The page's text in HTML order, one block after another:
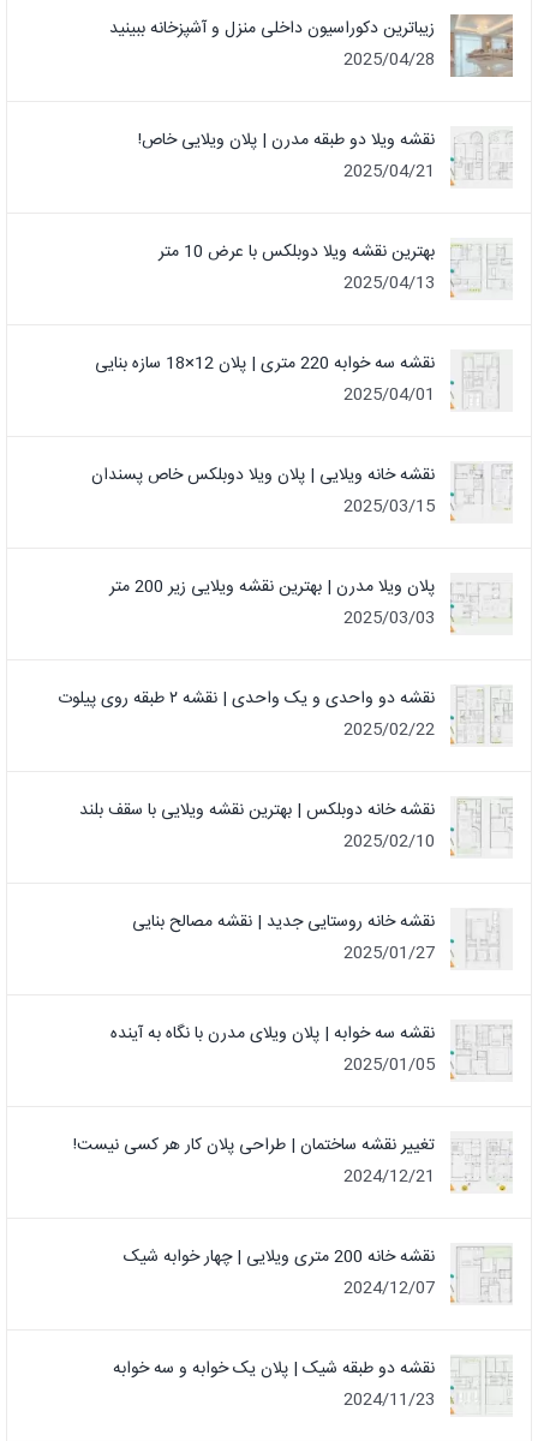
زیباترین دکوراسیون داخلی منزل و آشپزخانه ببینید
2025/04/28
نقشه ویلا دو طبقه مدرن | پلان ویلایی خاص!
2025/04/21
بهترین نقشه ویلا دوبلکس با عرض 10 متر
2025/04/13
نقشه سه خوابه 220 متری | پلان 12×18 سازه بنایی
2025/04/01
نقشه خانه ویلایی | پلان ویلا دوبلکس خاص پسندان
2025/03/15
پلان ویلا مدرن | بهترین نقشه ویلایی زیر 200 متر
2025/03/03
نقشه دو واحدی و یک واحدی | نقشه ۲ طبقه روی پیلوت
2025/02/22
نقشه خانه دوبلکس | بهترین نقشه ویلایی با سقف بلند
2025/02/10
نقشه خانه روستایی جدید | نقشه مصالح بنایی
2025/01/27
نقشه سه خوابه | پلان ویلای مدرن با نگاه به آینده
2025/01/05
تغییر نقشه ساختمان | طراحی پلان کار هر کسی نیست!
2024/12/21
نقشه خانه 200 متری ویلایی | چهار خوابه شیک
2024/12/07
نقشه دو طبقه شیک | پلان یک خوابه و سه خوابه
2024/11/23